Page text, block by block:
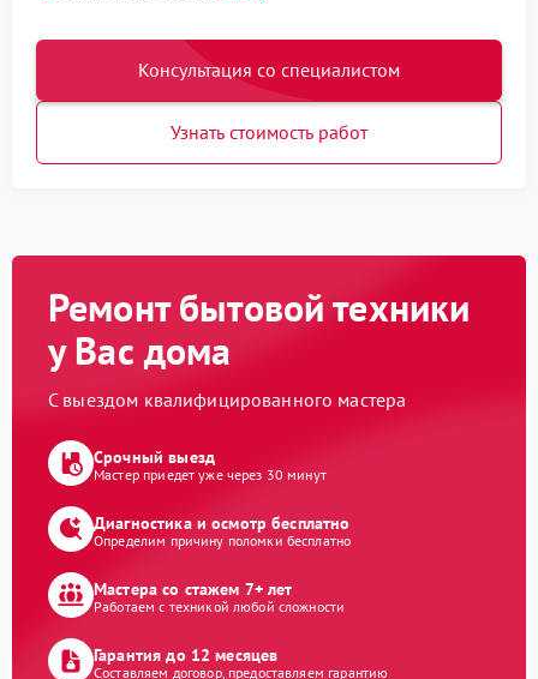
Консультация со специалистом
Узнать стоимость работ
Ремонт бытовой техники
у Вас дома
С выездом квалифицированного мастера
Срочный выезд
Мастер приедет уже через 30 минут
Диагностика и осмотр бесплатно
Определим причину поломки бесплатно
Мастера со стажем 7+ лет
Работаем с техникой любой сложности
Гарантия до 12 месяцев
Составляем договор, предоставляем гарантию